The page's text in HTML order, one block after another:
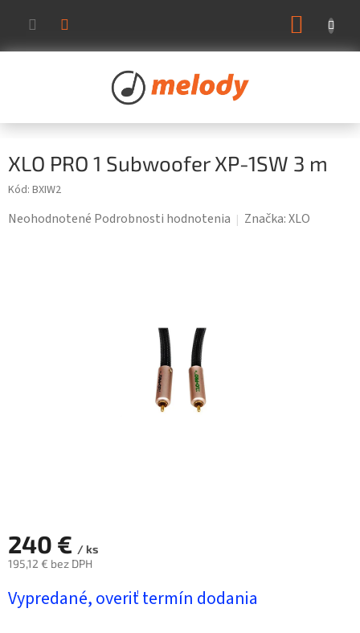
obsah
XLO PRO 1 Subwoofer XP-1SW 3 m
Kód: BXIW2
Priemerné
Neohodnotené Podrobnosti hodnotenia Značka:XLO
240 € / ks
195,12 € bez DPH
cena:
Vypredané, overiť termín dodania